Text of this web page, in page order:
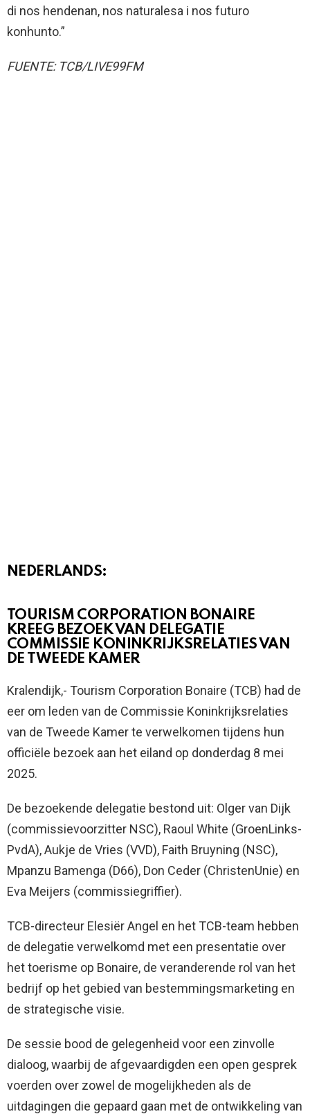
di nos hendenan, nos naturalesa i nos futuro
konhunto.”
FUENTE: TCB/LIVE99FM
NEDERLANDS:
TOURISM CORPORATION BONAIRE
KREEG BEZOEK VAN DELEGATIE
COMMISSIE KONINKRIJKSRELATIES VAN
DE TWEEDE KAMER
Kralendijk,- Tourism Corporation Bonaire (TCB) had de
eer om leden van de Commissie Koninkrijksrelaties
van de Tweede Kamer te verwelkomen tijdens hun
officiële bezoek aan het eiland op donderdag 8 mei
2025.
De bezoekende delegatie bestond uit: Olger van Dijk
(commissievoorzitter NSC), Raoul White (GroenLinks-
PvdA), Aukje de Vries (VVD), Faith Bruyning (NSC),
Mpanzu Bamenga (D66), Don Ceder (ChristenUnie) en
Eva Meijers (commissiegriffier).
TCB-directeur Elesiër Angel en het TCB-team hebben
de delegatie verwelkomd met een presentatie over
het toerisme op Bonaire, de veranderende rol van het
bedrijf op het gebied van bestemmingsmarketing en
de strategische visie.
De sessie bood de gelegenheid voor een zinvolle
dialoog, waarbij de afgevaardigden een open gesprek
voerden over zowel de mogelijkheden als de
uitdagingen die gepaard gaan met de ontwikkeling van